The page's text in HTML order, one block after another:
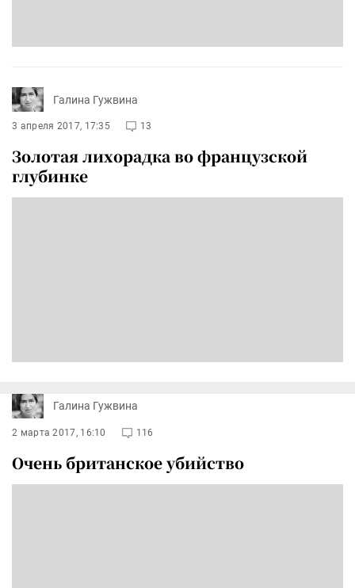
Галина Гужвина
3 апреля 2017, 17:35 13
Золотая лихорадка во французской
глубинке
Галина Гужвина
2 марта 2017, 16:10 116
Очень британское убийство